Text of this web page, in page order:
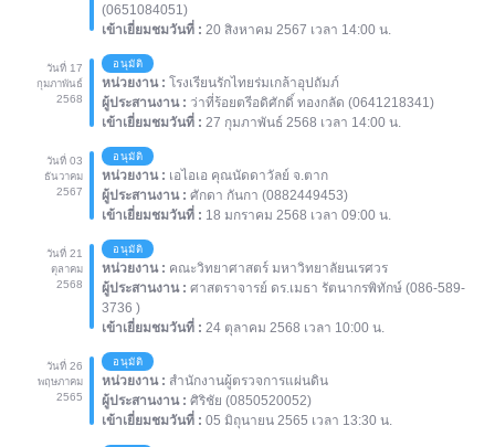
(0651084051)
เข้าเยี่ยมชมวันที่ : 20 สิงหาคม 2567 เวลา 14:00 น.
วันที่ 17
กุมภาพันธ์
2568
อนุมัติ
หน่วยงาน : โรงเรียนรักไทยร่มเกล้าอุปถัมภ์
ผู้ประสานงาน : ว่าที่ร้อยตรีอดิศักดิ์ ทองกลัด (0641218341)
เข้าเยี่ยมชมวันที่ : 27 กุมภาพันธ์ 2568 เวลา 14:00 น.
วันที่ 03
ธันวาคม
2567
อนุมัติ
หน่วยงาน : เอไอเอ คุณนัดดาวัลย์ จ.ตาก
ผู้ประสานงาน : ศักดา กันกา (0882449453)
เข้าเยี่ยมชมวันที่ : 18 มกราคม 2568 เวลา 09:00 น.
วันที่ 21
ตุลาคม
2568
อนุมัติ
หน่วยงาน : คณะวิทยาศาสตร์ มหาวิทยาลัยนเรศวร
ผู้ประสานงาน : ศาสตราจารย์ ดร.เมธา รัตนากรพิทักษ์ (086-589-
3736 )
เข้าเยี่ยมชมวันที่ : 24 ตุลาคม 2568 เวลา 10:00 น.
วันที่ 26
พฤษภาคม
2565
อนุมัติ
หน่วยงาน : สำนักงานผู้ตรวจการแผ่นดิน
ผู้ประสานงาน : ศิริชัย (0850520052)
เข้าเยี่ยมชมวันที่ : 05 มิถุนายน 2565 เวลา 13:30 น.